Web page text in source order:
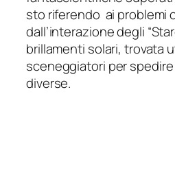
sto riferendo ai problemi
dall’interazione degli
brillamenti solari, trovata
sceneggiatori per spedire
diverse.